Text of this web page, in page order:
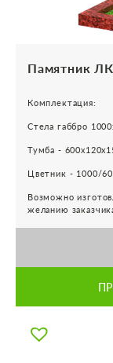
Памятник
Комплектация:
Стела габбро
Тумба -
Цветник - 1000/
Возможно
желанию